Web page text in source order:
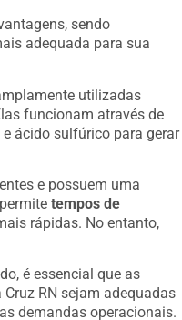
sendo
adequada para sua
utilizadas
funcionam através de
ácido sulfúrico para gerar
e possuem uma
tempos de
rápidas. No entanto,
é essencial que as
RN sejam adequadas
demandas operacionais.